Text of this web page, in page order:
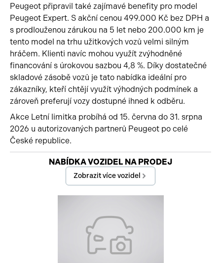
Peugeot připravil také zajímavé benefity pro model
Peugeot Expert. S akční cenou 499.000 Kč bez DPH a
s prodlouženou zárukou na 5 let nebo 200.000 km je
tento model na trhu užitkových vozů velmi silným
hráčem. Klienti navíc mohou využít zvýhodněné
financování s úrokovou sazbou 4,8 %. Díky dostatečné
skladové zásobě vozů je tato nabídka ideální pro
zákazníky, kteří chtějí využít výhodných podmínek a
zároveň preferují vozy dostupné ihned k odběru.
Akce Letní limitka probíhá od 15. června do 31. srpna
2026 u autorizovaných partnerů Peugeot po celé
České republice.
Začátek reklamy
NABÍDKA VOZIDEL NA PRODEJ
Zobrazit více vozidel